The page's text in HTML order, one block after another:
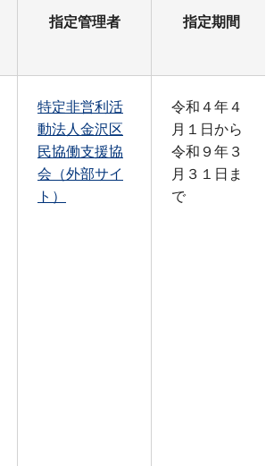
指定管理者 指定期間
特定非営利活
動法人金沢区
民協働支援協
会（外部サイ
ト）
令和４年４
月１日から
令和９年３
月３１日ま
で